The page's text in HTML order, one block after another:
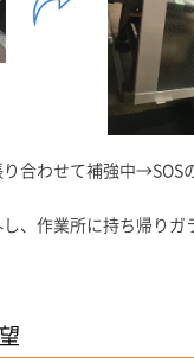
合わせて補強中→SOS
、作業所に持ち帰りガ